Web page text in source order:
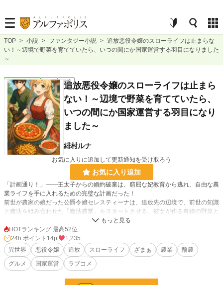
TOP > 小説 > ファンタジー小説 > 追放悪役令嬢のスローライフは止まらな
い！～辺境で野菜を育てていたら、いつの間にか国家運営する羽目になりました
～
ファンタジー 完結 短編
追放悪役令嬢のスローライフは止まら
ない！～辺境で野菜を育てていたら、
いつの間にか国家運営する羽目になり
ました～
緋村ルナ
お気に入りに追加して更新通知を受け取ろう
お気に入り追加
「計画通り！」――王太子からの婚約破棄は、窮屈な妃教育から逃れ、自由な農
業ライフを手に入れるための完璧な計画だった！
前世が農家の娘だった公爵令嬢セレスティーナは、追放先の辺境で、前世の知識
と魔法を組み合わせた「魔法農業」をスタートさせる。彼女が作る奇跡の野菜と
心温まる料理は、痩せた土地と人々の心を豊かにし、やがて小さな村に起こした
奇跡は、国全体を巻き込む大きなうねりとなっていく。
これは、自分の居場所を自分の手で作り出した、一人の令嬢の痛快サクセススト
ーリー！ 悪役の仮面を脱ぎ捨てた彼女が、個人の幸せの先に掴んだものとは―
―。
29,615 位 / 228,746 件
HOTランキング 最高52位
24h.ポイント 14pt
1,235
異世界
悪役令嬢 追放 スローライフ ざまぁ 農業
酪農
グルメ
国家運営 ラブコメ